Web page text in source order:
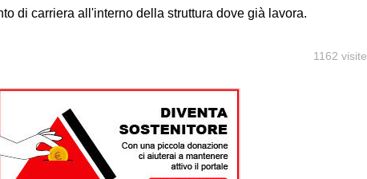
di carriera all'interno della struttura dove già lavora.
1162 visite